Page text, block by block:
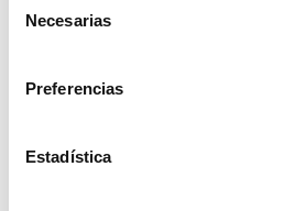
Necesarias
Preferencias
Estadística
Envíanos el